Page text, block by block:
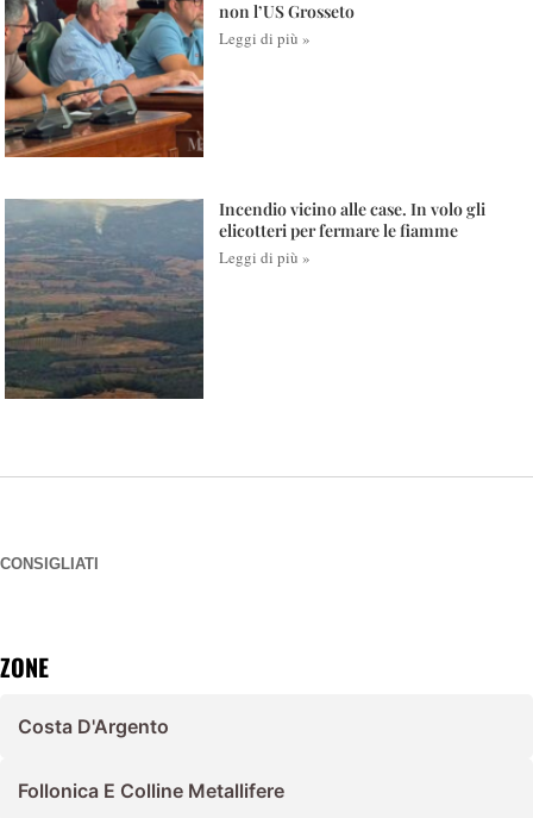
non l’US Grosseto
Leggi di più »
Incendio vicino alle case. In volo gli
elicotteri per fermare le fiamme
Leggi di più »
CONSIGLIATI
ZONE
Costa D'Argento
Follonica E Colline Metallifere